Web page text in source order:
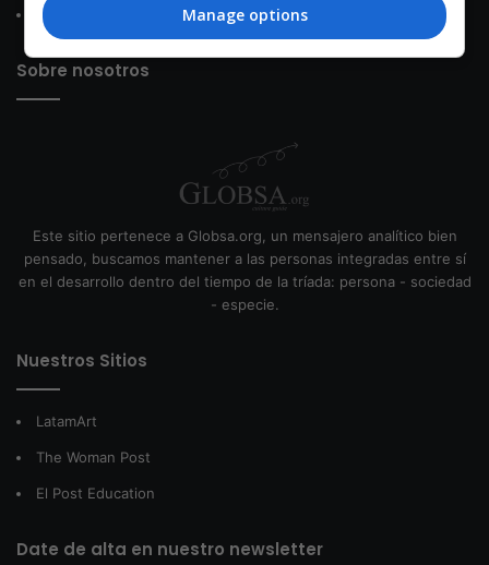
Política de Cookies
Sobre nosotros
Este sitio pertenece a Globsa.org, un mensajero analítico bien
pensado, buscamos mantener a las personas integradas entre sí
en el desarrollo dentro del tiempo de la tríada: persona - sociedad
- especie.
Nuestros Sitios
LatamArt
The Woman Post
El Post Education
Date de alta en nuestro newsletter
Manage options